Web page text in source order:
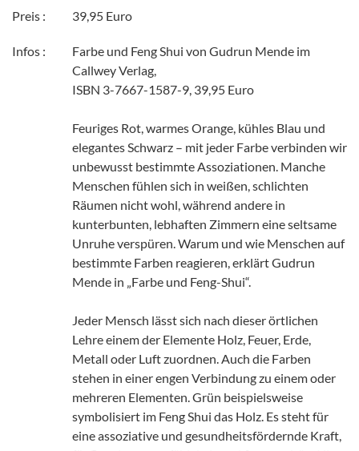
Preis : 39,95 Euro
Infos :
Farbe und Feng Shui von Gudrun Mende im
Callwey Verlag,
ISBN 3-7667-1587-9, 39,95 Euro
Feuriges Rot, warmes Orange, kühles Blau und
elegantes Schwarz – mit jeder Farbe verbinden wir
unbewusst bestimmte Assoziationen. Manche
Menschen fühlen sich in weißen, schlichten
Räumen nicht wohl, während andere in
kunterbunten, lebhaften Zimmern eine seltsame
Unruhe verspüren. Warum und wie Menschen auf
bestimmte Farben reagieren, erklärt Gudrun
Mende in „Farbe und Feng-Shui“.
Jeder Mensch lässt sich nach dieser örtlichen
Lehre einem der Elemente Holz, Feuer, Erde,
Metall oder Luft zuordnen. Auch die Farben
stehen in einer engen Verbindung zu einem oder
mehreren Elementen. Grün beispielsweise
symbolisiert im Feng Shui das Holz. Es steht für
eine assoziative und gesundheitsfördernde Kraft,